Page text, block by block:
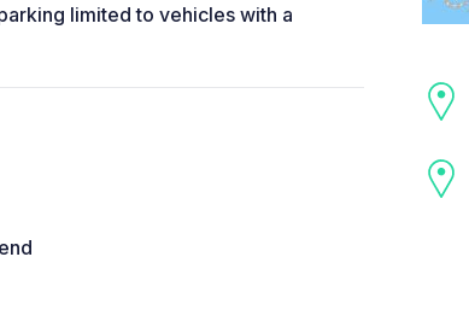
limited to vehicles with a